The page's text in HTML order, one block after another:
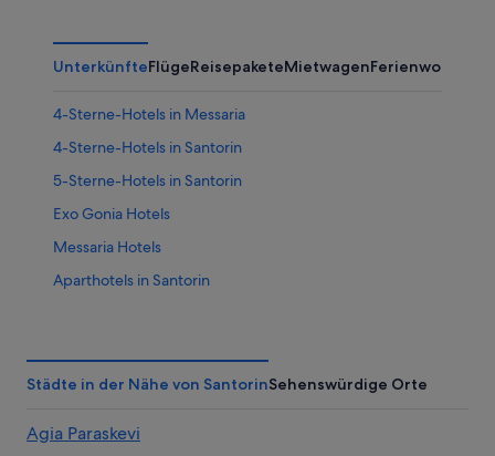
UnterkünfteFlügeReisepaketeMietwagen
4-Sterne-Hotels in Messaria
4-Sterne-Hotels in Santorin
5-Sterne-Hotels in Santorin
Exo Gonia Hotels
Messaria Hotels
Aparthotels in Santorin
B&B in Santorin
Cottages in Santorin
Städte in der Nähe von SantorinSehenswürdige Orte
Agia Paraskevi